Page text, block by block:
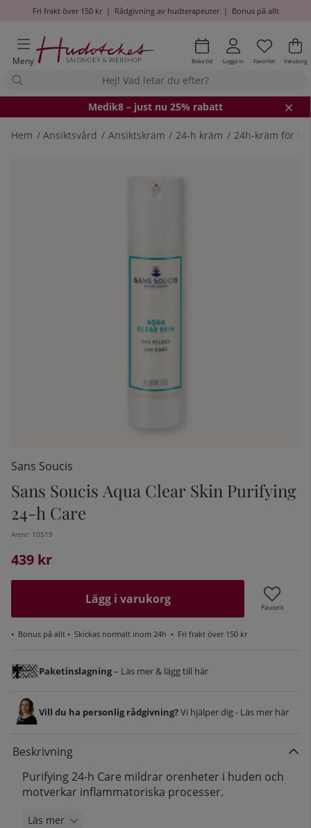
Fri frakt över 150 kr| Rådgivning av hudterapeuter| Bonus på allt
Meny Boka tid Logga in Antal i
.
Favoriter .
Varukorg
Medik8 – just nu 25% rabatt
Hem Ansiktsvård Ansiktskräm 24-h kräm 24h-kräm för
Sans Soucis
Sans Soucis Aqua Clear Skin Purifying
24-h Care
Artnr: 10519
439 kr
Lägg i varukorg
Favorit
• Bonus på allt • Skickas normalt inom 24h • Fri frakt över 150 kr
Paketinslagning– Läs mer & lägg till här
Vill du ha personlig rådgivning?Vi hjälper dig - Läs mer här
Beskrivning
Purifying 24-h Care mildrar orenheter i huden och
motverkar inflammatoriska processer.
Läs mer